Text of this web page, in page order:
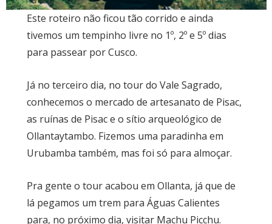
Este roteiro não ficou tão corrido e ainda
tivemos um tempinho livre no 1º, 2º e 5º dias
para passear por Cusco.
Já no terceiro dia, no tour do Vale Sagrado,
conhecemos o mercado de artesanato de Pisac,
as ruínas de Pisac e o sítio arqueológico de
Ollantaytambo. Fizemos uma paradinha em
Urubamba também, mas foi só para almoçar.
Pra gente o tour acabou em Ollanta, já que de
lá pegamos um trem para Águas Calientes
para, no próximo dia, visitar Machu Picchu.